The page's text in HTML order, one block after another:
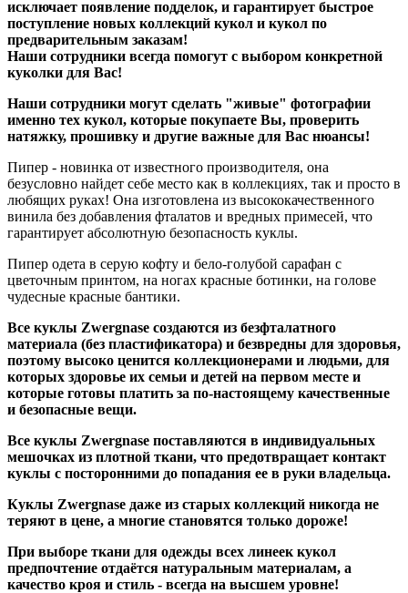
исключает появление подделок, и гарантирует быстрое
поступление новых коллекций кукол и кукол по
предварительным заказам!
Наши сотрудники всегда помогут с выбором конкретной
куколки для Вас!
Наши сотрудники могут сделать "живые" фотографии
именно тех кукол, которые покупаете Вы, проверить
натяжку, прошивку и другие важные для Вас нюансы!
Пипер - новинка от известного производителя, она
безусловно найдет себе место как в коллекциях, так и просто в
любящих руках! Она изготовлена из высококачественного
винила без добавления фталатов и вредных примесей, что
гарантирует абсолютную безопасность куклы.
Пипер одета в серую кофту и бело-голубой сарафан с
цветочным принтом, на ногах красные ботинки, на голове
чудесные красные бантики.
Все куклы Zwergnase создаются из безфталатного
материала (без пластификатора) и безвредны для здоровья,
поэтому высоко ценится коллекционерами и людьми, для
которых здоровье их семьи и детей на первом месте и
которые готовы платить за по-настоящему качественные
и безопасные вещи.
Все куклы Zwergnase поставляются в индивидуальных
мешочках из плотной ткани, что предотвращает контакт
куклы с посторонними до попадания ее в руки владельца.
Куклы Zwergnase даже из старых коллекций никогда не
теряют в цене, а многие становятся только дороже!
При выборе ткани для одежды всех линеек кукол
предпочтение отдаётся натуральным материалам, а
качество кроя и стиль - всегда на высшем уровне!